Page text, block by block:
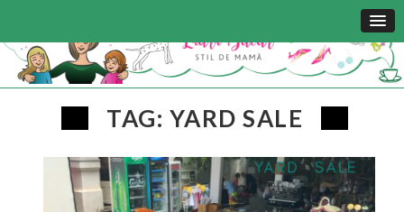
TAG: YARD SALE